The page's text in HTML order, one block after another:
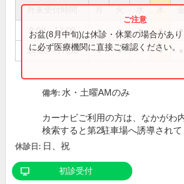
9:00～12:00 ● ● ● ● ●
14:00～17:00 ● ● ●
お盆(8月中旬)は休診・休業の場合があ
に必ず医療機関に直接ご確認ください。
備考: 水・土曜AMのみ
カーナビご利用の方は、なかがわ
検索すると第2駐車場へ誘導されて
休診日: 日、祝
初診受付